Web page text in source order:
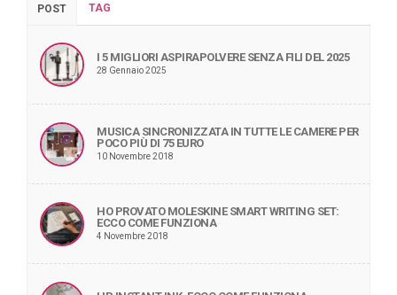
POST TAG
I 5 MIGLIORI ASPIRAPOLVERE SENZA FILI DEL 2025
28 Gennaio 2025
MUSICA SINCRONIZZATA IN TUTTE LE CAMERE PER
POCO PIÙ DI 75 EURO
10 Novembre 2018
HO PROVATO MOLESKINE SMART WRITING SET:
ECCO COME FUNZIONA
4 Novembre 2018